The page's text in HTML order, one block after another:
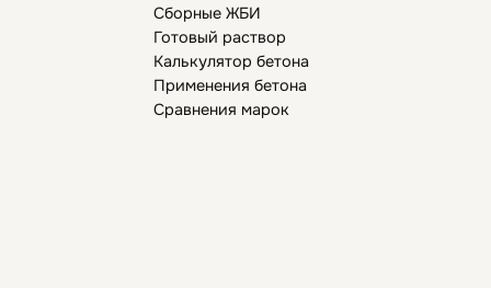
Сборные ЖБИ
Готовый раствор
Калькулятор бетона
Применения бетона
Сравнения марок